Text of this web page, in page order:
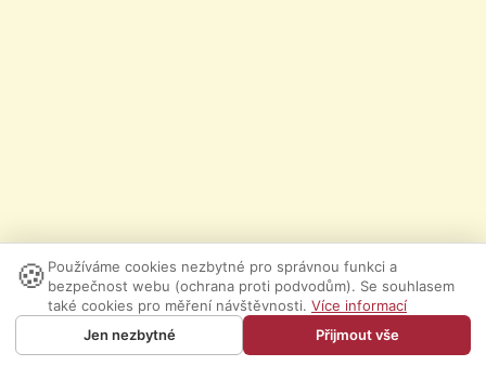
🍪 Používáme cookies nezbytné pro správnou funkci a
bezpečnost webu (ochrana proti podvodům). Se souhlasem
také cookies pro měření návštěvnosti. Více informací
Jen nezbytné
Přijmout vše